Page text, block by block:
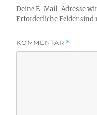
Deine E-Mail-Adresse
Erforderliche Felder sind
KOMMENTAR *